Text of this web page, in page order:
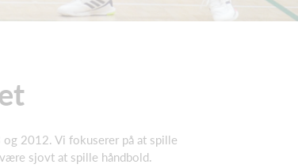
2012. Vi fokuserer på at spille
sjovt at spille håndbold.